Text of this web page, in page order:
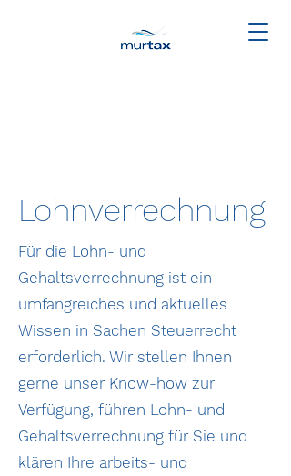
Lohnverrechnung
Für die Lohn- und
Gehaltsverrechnung ist ein
umfangreiches und aktuelles
Wissen in Sachen Steuerrecht
erforderlich. Wir stellen Ihnen
gerne unser Know-how zur
Verfügung, führen Lohn- und
Gehaltsverrechnung für Sie und
klären Ihre arbeits- und